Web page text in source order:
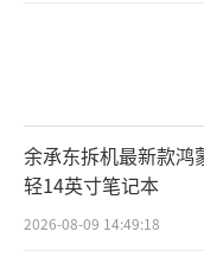
AI服务器
但根据机构测
余承东拆机最新款鸿
轻14英寸笔记本
2026-08-09 14:49:18